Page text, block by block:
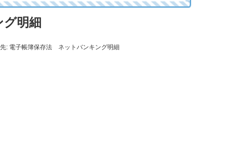
明細
: 電子帳簿保存法 ネットバンキング明細